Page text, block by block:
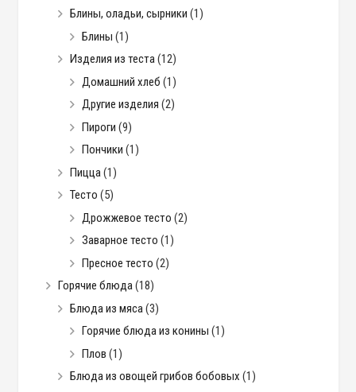
Блины, оладьи, сырники (1)
Блины (1)
Изделия из теста(12)
Домашний хлеб (1)
Другие изделия (2)
Пироги (9)
Пончики (1)
Пицца (1)
Тесто (5)
Дрожжевое тесто (2)
Заварное тесто (1)
Пресное тесто (2)
Горячие блюда(18)
Блюда из мяса (3)
Горячие блюда из конины (1)
Плов (1)
Блюда из овощей грибов бобовых (1)